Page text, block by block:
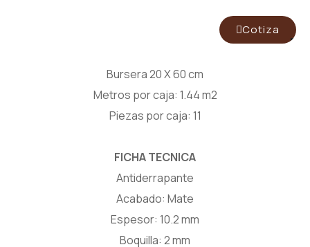
Cotiza
Bursera 20 X 60 cm
Metros por caja: 1.44 m2
Piezas por caja: 11
FICHA TECNICA
Antiderrapante
Acabado: Mate
Espesor: 10.2 mm
Boquilla: 2 mm